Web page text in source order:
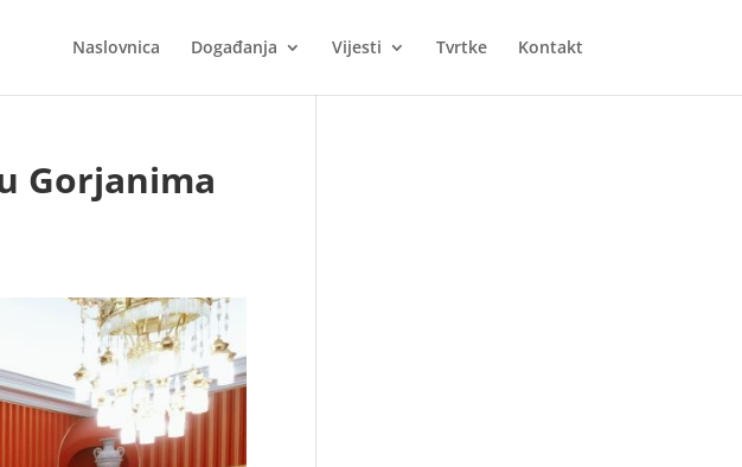
Naslovnica Događanja Vijesti Tvrtke Kontakt
Gorjanima